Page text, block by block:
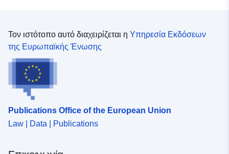
Τον ιστότοπο αυτό διαχειρίζεται η Υπηρεσία Εκδόσεων
της Ευρωπαϊκής Ένωσης
Publications Office of the European Union
Law | Data | Publications